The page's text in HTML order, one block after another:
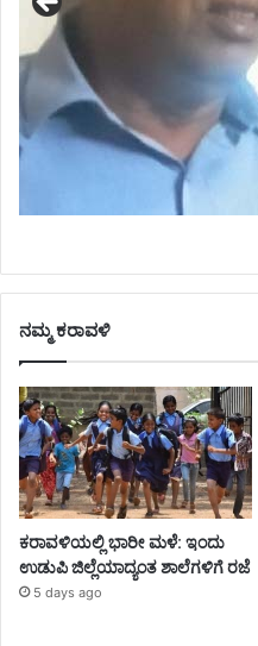
ನಮ್ಮ ಕರಾವಳಿ
ಕರಾವಳಿಯಲ್ಲಿ ಭಾರೀ ಮಳೆ: ಇಂದು
ಉಡುಪಿ ಜಿಲ್ಲೆಯಾದ್ಯಂತ ಶಾಲೆಗಳಿಗೆ ರಜೆ
5 days ago